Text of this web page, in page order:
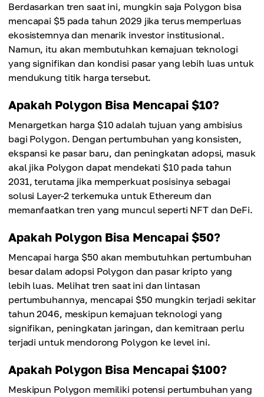
Berdasarkan tren saat ini, mungkin saja Polygon bisa
mencapai $5 pada tahun 2029 jika terus memperluas
ekosistemnya dan menarik investor institusional.
Namun, itu akan membutuhkan kemajuan teknologi
yang signifikan dan kondisi pasar yang lebih luas untuk
mendukung titik harga tersebut.
Apakah Polygon Bisa Mencapai $10?
Menargetkan harga $10 adalah tujuan yang ambisius
bagi Polygon. Dengan pertumbuhan yang konsisten,
ekspansi ke pasar baru, dan peningkatan adopsi, masuk
akal jika Polygon dapat mendekati $10 pada tahun
2031, terutama jika memperkuat posisinya sebagai
solusi Layer-2 terkemuka untuk Ethereum dan
memanfaatkan tren yang muncul seperti NFT dan DeFi.
Apakah Polygon Bisa Mencapai $50?
Mencapai harga $50 akan membutuhkan pertumbuhan
besar dalam adopsi Polygon dan pasar kripto yang
lebih luas. Melihat tren saat ini dan lintasan
pertumbuhannya, mencapai $50 mungkin terjadi sekitar
tahun 2046, meskipun kemajuan teknologi yang
signifikan, peningkatan jaringan, dan kemitraan perlu
terjadi untuk mendorong Polygon ke level ini.
Apakah Polygon Bisa Mencapai $100?
Meskipun Polygon memiliki potensi pertumbuhan yang